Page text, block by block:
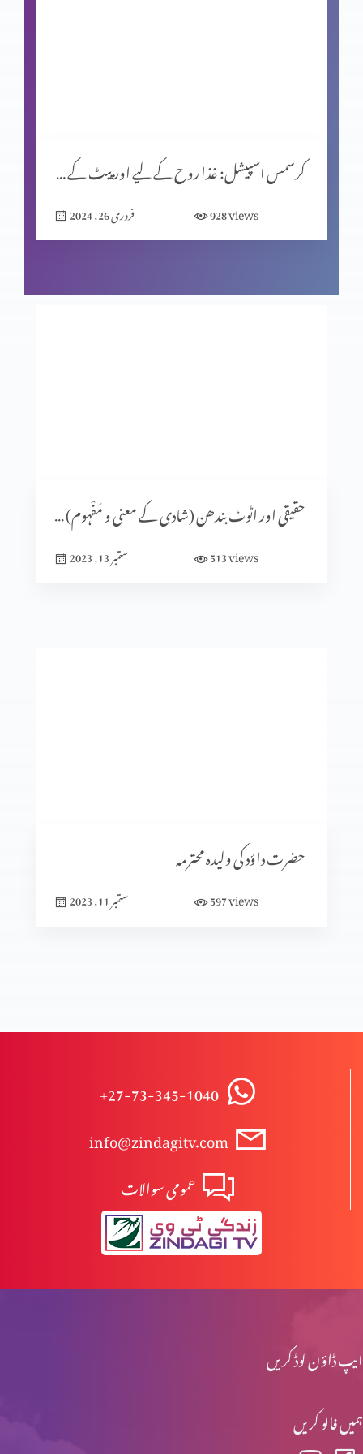
زندگی ایک پیغام ہے
شادی کا الٰہی منصوبہ (حصہ 4)
شادی کا الٰہی منصوبہ (حصہ2)
خواتین کی خدمت
صبا کی ملکہ کا شاہی دورہ
محبت کی 5 زبانیں
مقدسہ مریم
کرسمس اسپیشل: غذا روح کے لیے اور پیٹ کے لیے؟
فروری 26, 2024 928views
حقیقی اور اٹوٹ بندھن (شادی کے معنی و مَفْہوم) حصہ 1
ستمبر 13, 2023 513views
حضرت داؤد کی ولیدہ محترمہ
ستمبر 11, 2023 597views
+27-73-345-1040
info@zindagitv.com
عمومی سوالات
ایپ ڈاؤن لوڈ کریں
ہمیں فالو کریں